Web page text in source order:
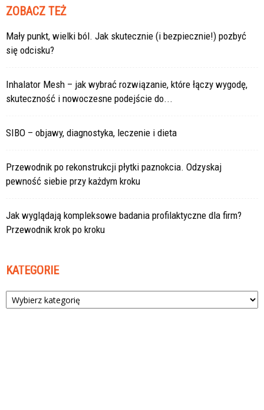
ZOBACZ TEŻ
Mały punkt, wielki ból. Jak skutecznie (i bezpiecznie!) pozbyć
się odcisku?
Inhalator Mesh – jak wybrać rozwiązanie, które łączy wygodę,
skuteczność i nowoczesne podejście do...
SIBO – objawy, diagnostyka, leczenie i dieta
Przewodnik po rekonstrukcji płytki paznokcia. Odzyskaj
pewność siebie przy każdym kroku
Jak wyglądają kompleksowe badania profilaktyczne dla firm?
Przewodnik krok po kroku
KATEGORIE
Kategorie